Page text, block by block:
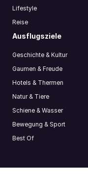
Lifestyle
Reise
Ausflugsziele
Geschichte & Kultur
Gaumen & Freude
Hotels & Thermen
Natur & Tiere
Schiene & Wasser
Bewegung & Sport
Best Of